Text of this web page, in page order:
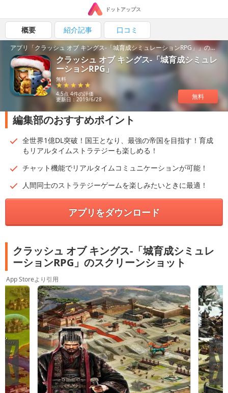
ドットアップス
概要 紹介記事 口コミ
アプリ「クラッシュ オブ キングス-「城育成シミュレーションRPG」」の魅力を紹介！
クラッシュ オブ キングス-「城育成シミュレ
ーションRPG」
無料
4.5点 4件の評価
更新日：2019/6/28 無料
編集部のおすすめポイント
全世界1億DL突破！国王となり、最強の帝国を目指す！育成
もリアルタイムストラテジーも楽しめる！
チャット機能でリアルタイムコミュニケーションが可能！
人間同士のストラテジーゲームを楽しみたいときに最適！
アプリをダウンロード
クラッシュ オブ キングス-「城育成シミュレ
ーションRPG」のスクリーンショット
App Storeより引用